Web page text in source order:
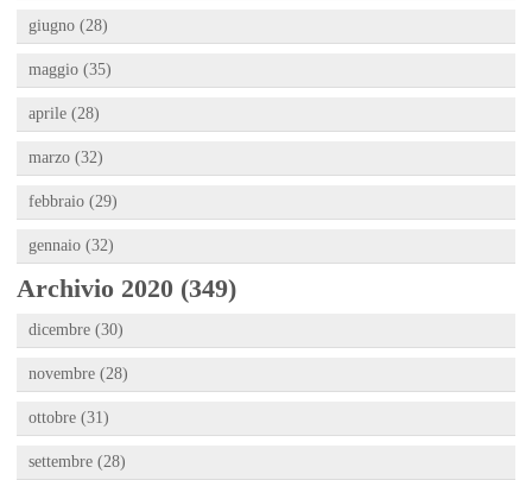
giugno (28)
maggio (35)
aprile (28)
marzo (32)
febbraio (29)
gennaio (32)
Archivio 2020 (349)
dicembre (30)
novembre (28)
ottobre (31)
settembre (28)